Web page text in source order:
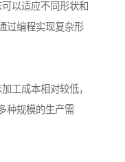
以适应不同形状和
过编程实现复杂形
工成本相对较低，
种规模的生产需